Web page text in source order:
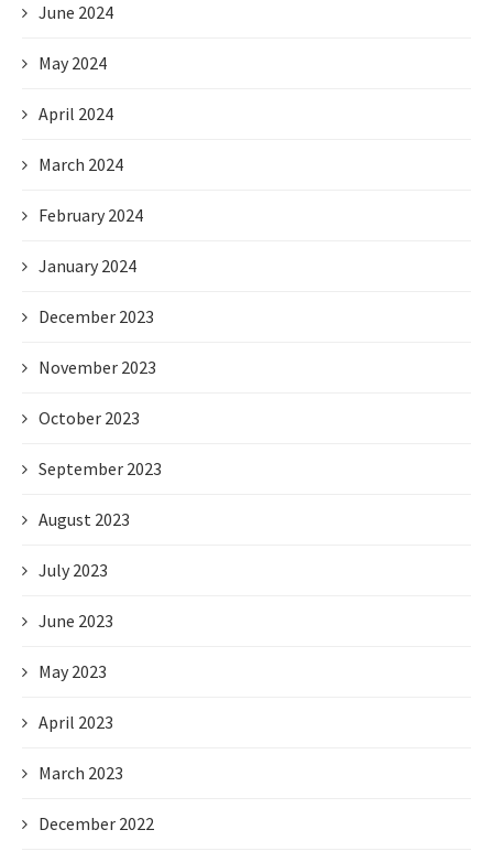
June 2024
May 2024
April 2024
March 2024
February 2024
January 2024
December 2023
November 2023
October 2023
September 2023
August 2023
July 2023
June 2023
May 2023
April 2023
March 2023
December 2022